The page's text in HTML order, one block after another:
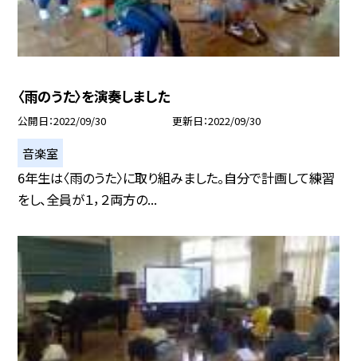
〈雨のうた〉を演奏しました
公開日 2022/09/30 更新日 2022/09/30
音楽室
6年生は〈雨のうた〉に取り組みました。自分で計画して練習
をし、全員が１，２両方の...